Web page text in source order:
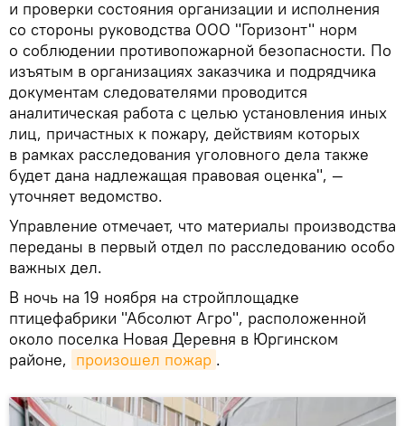
и проверки состояния организации и исполнения
со стороны руководства ООО "Горизонт" норм
о соблюдении противопожарной безопасности. По
изъятым в организациях заказчика и подрядчика
документам следователями проводится
аналитическая работа с целью установления иных
лиц, причастных к пожару, действиям которых
в рамках расследования уголовного дела также
будет дана надлежащая правовая оценка", —
уточняет ведомство.
Управление отмечает, что материалы производства
переданы в первый отдел по расследованию особо
важных дел.
В ночь на 19 ноября на стройплощадке
птицефабрики "Абсолют Агро", расположенной
около поселка Новая Деревня в Юргинском
районе, произошел пожар .